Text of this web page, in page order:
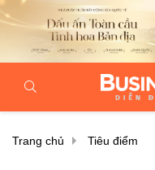
Trang chủ Tiêu điểm